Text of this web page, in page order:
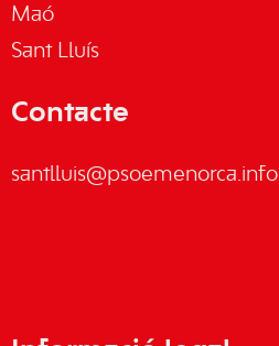
Maó
Sant Lluís
Contacte
santlluis@psoemenorca.info